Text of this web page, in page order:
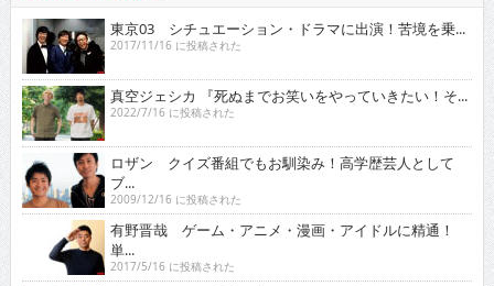
東京03 シチュエーション・ドラマに出演！苦境を乗...
2017/11/16 に投稿された
真空ジェシカ 『死ぬまでお笑いをやっていきたい！そ...
2022/7/16 に投稿された
ロザン クイズ番組でもお馴染み！高学歴芸人として
ブ...
2009/12/16 に投稿された
有野晋哉 ゲーム・アニメ・漫画・アイドルに精通！
単...
2017/5/16 に投稿された